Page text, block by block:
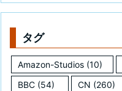
タグ
Amazon-Studios (10)
BBC (54) CN (260)